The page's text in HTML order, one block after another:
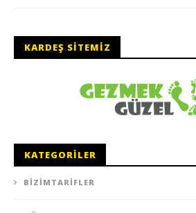
KARDEŞ SITEMIZ
KATEGORILER
BIZIMTARIFLER